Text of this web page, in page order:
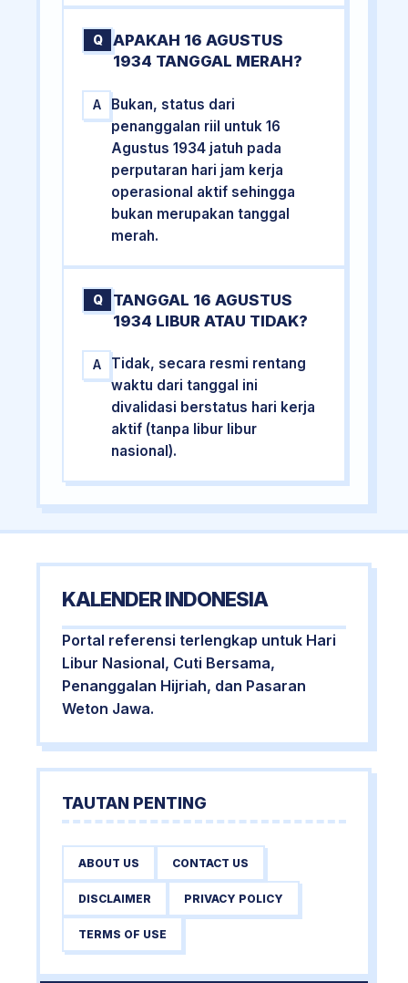
Q
APAKAH 16 AGUSTUS
1934 TANGGAL MERAH?
A
Bukan, status dari
penanggalan riil untuk 16
Agustus 1934 jatuh pada
perputaran hari jam kerja
operasional aktif sehingga
bukan merupakan tanggal
merah.
Q
TANGGAL 16 AGUSTUS
1934 LIBUR ATAU TIDAK?
A
Tidak, secara resmi rentang
waktu dari tanggal ini
divalidasi berstatus hari kerja
aktif (tanpa libur libur
nasional).
KALENDER INDONESIA
Portal referensi terlengkap untuk Hari
Libur Nasional, Cuti Bersama,
Penanggalan Hijriah, dan Pasaran
Weton Jawa.
TAUTAN PENTING
ABOUT US CONTACT US
DISCLAIMER PRIVACY POLICY
TERMS OF USE